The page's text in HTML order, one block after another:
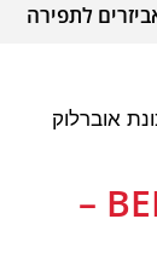
לתפירה
אוברלוק
מכונת אוברלוק BERNINA 700D –